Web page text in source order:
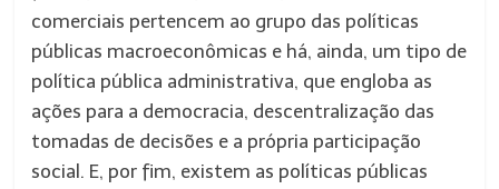
comerciais pertencem ao grupo das políticas
públicas macroeconômicas e há, ainda, um tipo de
política pública administrativa, que engloba as
ações para a democracia, descentralização das
tomadas de decisões e a própria participação
social. E, por fim, existem as políticas públicas